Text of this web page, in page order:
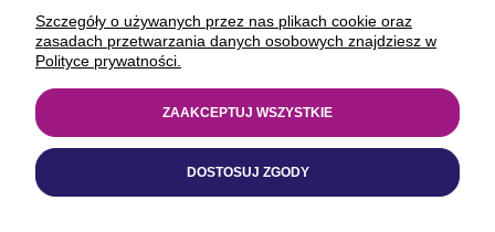
Realizacja
https://xeniadesign.pl/| Sklep
Szczegóły o używanych przez nas plikach cookie oraz
zasadach przetwarzania danych osobowych znajdziesz w
Polityce prywatności.
DOSTOSUJ ZGODY
ZAAKCEPTUJ WSZYSTKIE